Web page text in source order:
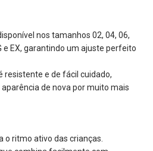
nos tamanhos 02, 04, 06,
e EX, garantindo um ajuste perfeito
resistente e de fácil cuidado,
de nova por muito mais
o ritmo ativo das crianças.